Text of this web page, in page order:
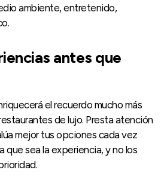
ambiente, entretenido,
antes que
el recuerdo mucho más
de lujo. Presta atención
mejor tus opciones cada vez
que sea la experiencia, y no los